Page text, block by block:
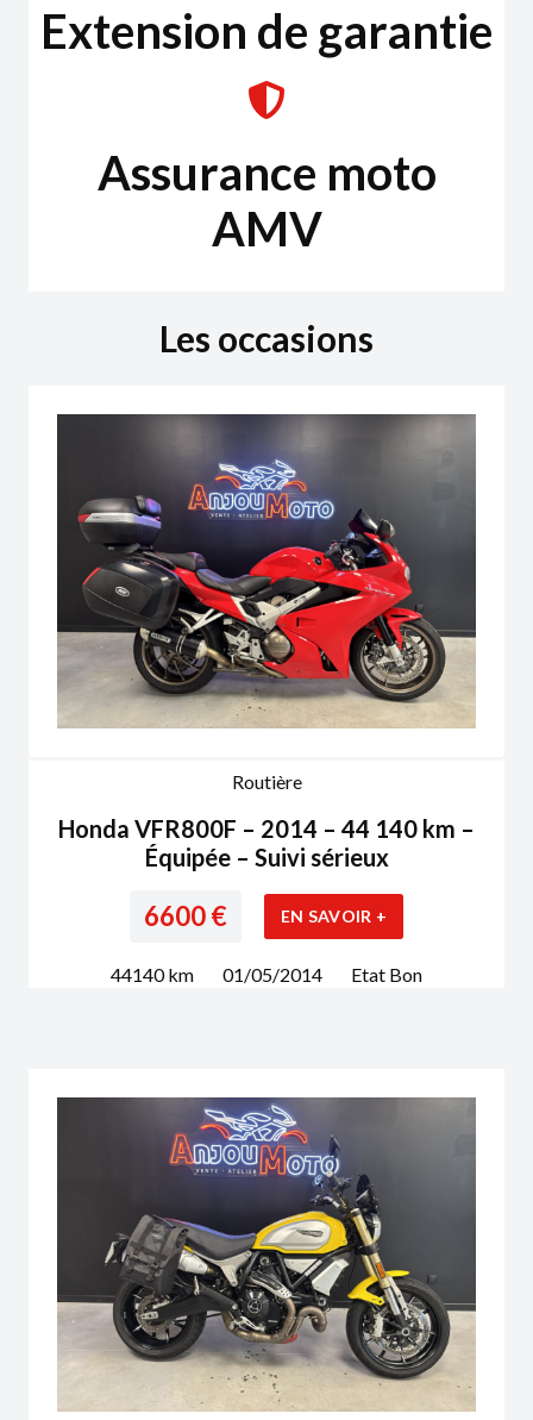
Extension de garantie
Assurance moto
AMV
Les occasions
Routière
Honda VFR800F – 2014 – 44 140 km –
Équipée – Suivi sérieux
6600€ EN SAVOIR +
44140km 01/05/2014 Etat Bon